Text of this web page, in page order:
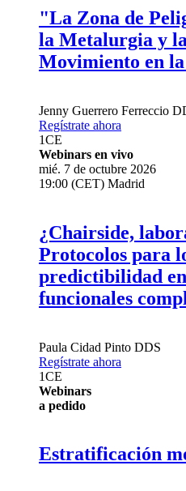
"La Zona de
la Metalurgia y
Movimiento en
Jenny Guerrero Ferreccio
Regístrate ahora
1CE
Webinars en vivo
mié. 7 de octubre 2026
19:00 (CET) Madrid
¿Chairside,
Protocolos para
predictibilidad
funcionales
Paula Cidad Pinto DDS
Regístrate ahora
1CE
Webinars
a pedido
Estratificación